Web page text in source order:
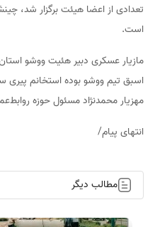
تعدادی از اعضا هیئت برگزار شد،
است.
مازیار عسکری دبیر هئیت ووشو
اسبق تیم ووشو بوده استخانم
مهزیار محمدنژاد مسئول حوزه
انتهای پیام/
مطالب دیگر